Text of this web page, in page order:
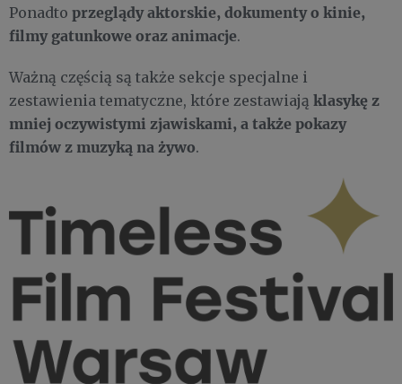
Ponadto przeglądy aktorskie, dokumenty o kinie,
filmy gatunkowe oraz animacje.
Ważną częścią są także sekcje specjalne i
zestawienia tematyczne, które zestawiają klasykę z
mniej oczywistymi zjawiskami, a także pokazy
filmów z muzyką na żywo.